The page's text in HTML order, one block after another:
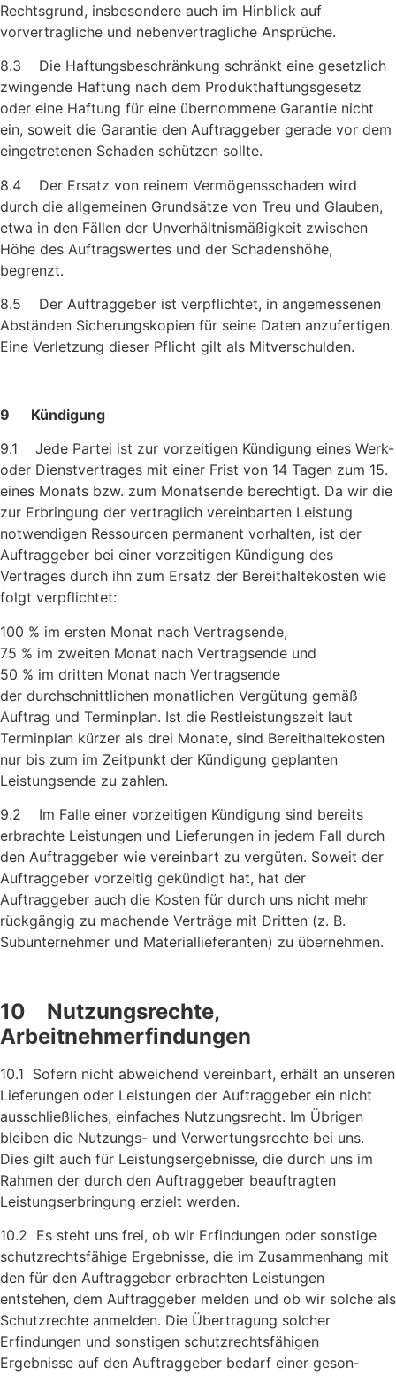
Rechtsgrund, insbeson­dere auch im Hinblick auf
vorvertragliche und nebenvertragliche Ansprüche.
8.3 Die Haftungsbeschränkung schränkt eine gesetzlich
zwingende Haftung nach dem Produkthaftungsgesetz
oder eine Haftung für eine übernommene Garantie nicht
ein, soweit die Garantie den Auftraggeber gerade vor dem
eingetretenen Schaden schützen sollte.
8.4 Der Ersatz von reinem Vermögensschaden wird
durch die allge­meinen Grundsätze von Treu und Glauben,
etwa in den Fällen der Unverhältnismäßigkeit zwischen
Höhe des Auftragswertes und der Schadenshöhe,
begrenzt.
8.5 Der Auftraggeber ist verpflichtet, in angemessenen
Abständen Sicherungskopien für seine Daten anzufertigen.
Eine Verletzung dieser Pflicht gilt als Mitverschulden.
9 Kündigung
9.1 Jede Partei ist zur vorzeitigen Kündigung eines Werk-
oder Dienstvertrages mit einer Frist von 14 Tagen zum 15.
eines Monats bzw. zum Monatsende berechtigt. Da wir die
zur Erbringung der vertraglich vereinbarten Leistung
notwendigen Ressourcen permanent vorhalten, ist der
Auftraggeber bei einer vorzeitigen Kündigung des
Vertrages durch ihn zum Ersatz der Bereithaltekosten wie
folgt verpflichtet:
100 % im ersten Monat nach Vertragsende,
75 % im zweiten Monat nach Vertragsende und
50 % im dritten Monat nach Vertragsende
der durchschnittlichen monatlichen Vergütung gemäß
Auftrag und Terminplan. Ist die Restleistungszeit laut
Terminplan kürzer als drei Monate, sind Bereithaltekosten
nur bis zum im Zeitpunkt der Kündigung geplanten
Leistungsende zu zahlen.
9.2 Im Falle einer vorzeitigen Kündigung sind bereits
erbrachte Leistungen und Lieferungen in jedem Fall durch
den Auftraggeber wie vereinbart zu vergüten. Soweit der
Auftraggeber vorzeitig gekündigt hat, hat der
Auftraggeber auch die Kosten für durch uns nicht mehr
rückgängig zu machende Verträge mit Dritten (z. B.
Subunternehmer und Materiallieferanten) zu übernehmen.
10 Nutzungsrechte,
Arbeitnehmerfindungen
10.1 Sofern nicht abweichend vereinbart, erhält an unseren
Liefer­ungen oder Leistungen der Auftraggeber ein nicht
aus­schließ­liches, einfaches Nutzungsrecht. Im Übrigen
bleiben die Nutzungs- und Verwertungsrechte bei uns.
Dies gilt auch für Leistungsergebnisse, die durch uns im
Rahmen der durch den Auftraggeber beauftragten
Leistungserbringung erzielt werden.
10.2 Es steht uns frei, ob wir Erfindungen oder sonstige
schutzrechts­fähige Ergebnisse, die im Zusammenhang mit
den für den Auftraggeber erbrachten Leistungen
entstehen, dem Auftraggeber melden und ob wir solche als
Schutzrechte anmelden. Die Über­tragung solcher
Erfindungen und sonstigen schutzrechts­fähigen
Ergebnisse auf den Auftraggeber bedarf einer geson­